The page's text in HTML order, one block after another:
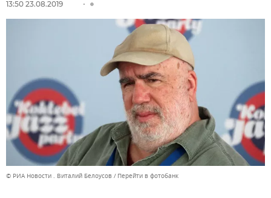
13:50 23.08.2019
© РИА Новости . Виталий Белоусов Перейти в фотобанк